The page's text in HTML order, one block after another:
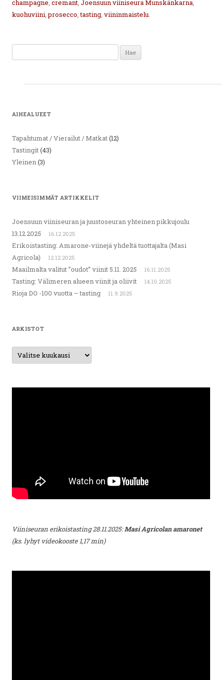
champagne, cremant, Joensuun viiniseura Munskänkarna,
kuohuviini,prosecco,tasting, viininmaistelu.
AIHEALUEET
Tapahtumat / Vierailut / Matkat(12)
Tastingit(43)
Yleinen(3)
VIIMEISIMMÄT ARTIKKELIT
Joensuun viiniseuran ja juustoseuran yhteinen pikkujoulu
13.12.2025
16.12.2025
Erikoistasting: Amarone-viinejä yhdeltä tuottajalta (Masi
Agricola)
12.12.2025
Maailmalta valitut ”oudot” viinit 5.11. 2025 16.11.2025
Tasting: Välimeren alueen viinit ja oliivit 14.10.2025
Rioja DO -100 vuotta – tasting 11.9.2025
ARKISTOT
Arkistot
Viiniseuran erikoistasting 28.11.2025:Masi Agricolan amaronet
(ks. lyhyt videokooste 1,17 min)